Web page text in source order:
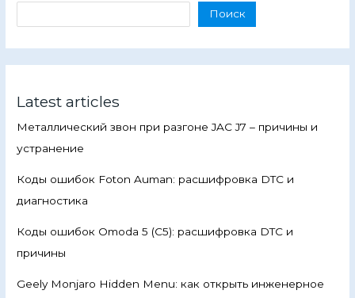
Поиск
Latest articles
Металлический звон при разгоне JAC J7 – причины и
устранение
Коды ошибок Foton Auman: расшифровка DTC и
диагностика
Коды ошибок Omoda 5 (C5): расшифровка DTC и
причины
Geely Monjaro Hidden Menu: как открыть инженерное